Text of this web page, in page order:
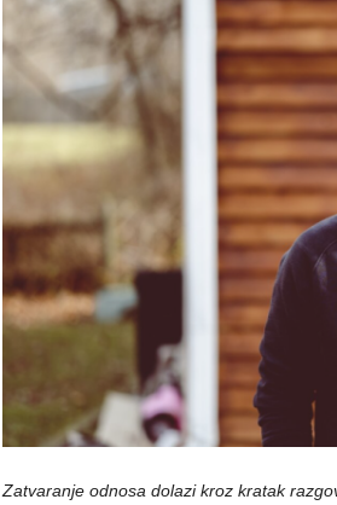
Zatvaranje odnosa dolazi kroz kratak